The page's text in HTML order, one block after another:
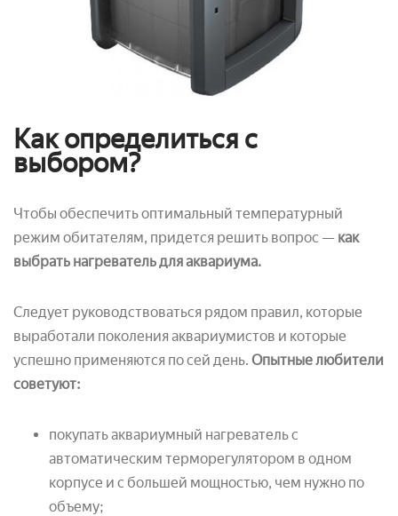
Как определиться с
выбором?
Чтобы обеспечить оптимальный температурный
режим обитателям, придется решить вопрос — как
выбрать нагреватель для аквариума.
Следует руководствоваться рядом правил, которые
выработали поколения аквариумистов и которые
успешно применяются по сей день. Опытные любители
советуют:
покупать аквариумный нагреватель с
автоматическим терморегулятором в одном
корпусе и с большей мощностью, чем нужно по
объему;